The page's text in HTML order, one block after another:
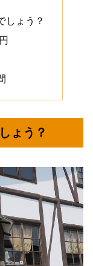
しょう？
ょう？